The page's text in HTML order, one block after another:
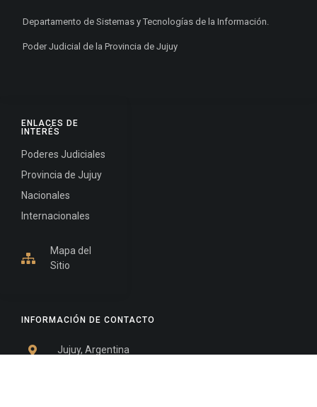
INFORMACIÓN DE CONTACTO
Jujuy, Argentina
ENLACES DE
INTERÉS
Poderes Judiciales
Provincia de Jujuy
Nacionales
Internacionales
Mapa del
Sitio
Departamento de Sistemas y Tecnologías de la Información.
Poder Judicial de la Provincia de Jujuy